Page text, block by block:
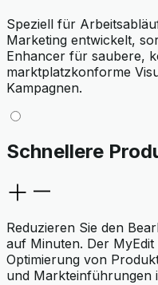
Speziell für
Marketing entwickelt,
Enhancer für saubere,
marktplatzkonforme
Kampagnen.
Schnellere
Reduzieren Sie den
auf Minuten. Der
Optimierung von
und Markteinführungen